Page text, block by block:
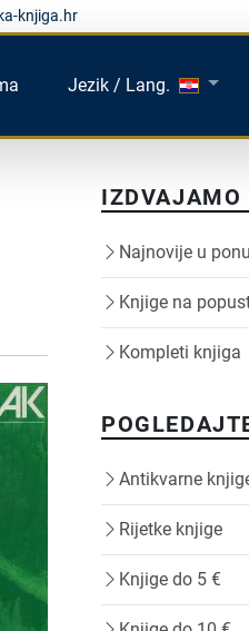
knjiga.hr
Jezik / Lang.
IZDVAJAMO
Najnovije u
Knjige na
Kompleti knjiga
Antikvarne
Rijetke knjige
Knjige do 5 €